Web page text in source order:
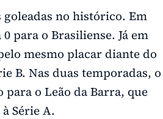
no histórico. Em
para o Brasiliense. Já em
mesmo placar diante do
B. Nas duas temporadas, o
o Leão da Barra, que
Série A.